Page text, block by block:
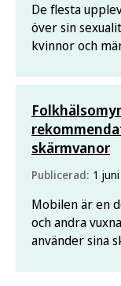
De flesta
över sin
kvinnor och
rapport om
våld,
skärmvanor
Publicerad: 1
Mobilen är en
och andra
använder sina
vanor. Det är